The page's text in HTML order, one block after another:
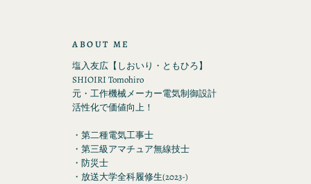
ABOUT ME
塩入友広【しおいり・ともひろ】
SHIOIRI Tomohiro
元・工作機械メーカー電気制御設計
活性化で価値向上！
・第二種電気工事士
・第三級アマチュア無線技士
・防災士
・放送大学全科履修生(2023-)